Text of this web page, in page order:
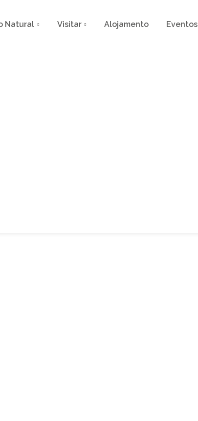
Natural Visitar Alojamento Eventos